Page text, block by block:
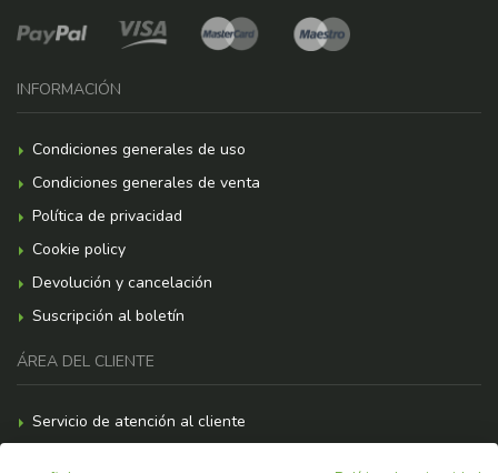
INFORMACIÓN
Condiciones generales de uso
Condiciones generales de venta
Política de privacidad
Cookie policy
Devolución y cancelación
Suscripción al boletín
ÁREA DEL CLIENTE
Servicio de atención al cliente